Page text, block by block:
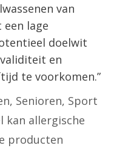
van
lage
doelwit
en
te voorkomen.”
, Senioren, Sport
kan allergische
producten